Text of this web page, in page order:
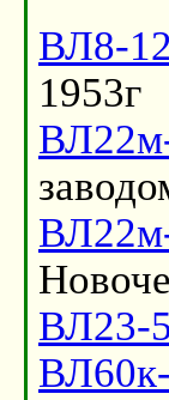
ВЛ8-
1953г
ВЛ23-